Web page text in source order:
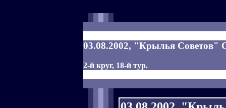
03.08.2002, "Крылья
2-й круг, 18-й тур.